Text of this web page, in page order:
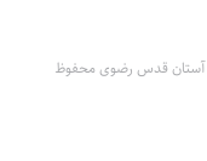
آستان قدس رضوی محفوظ